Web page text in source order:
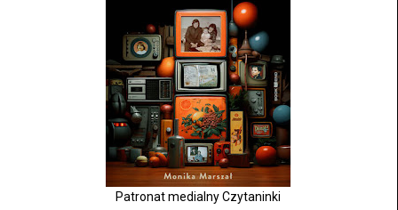
Patronat medialny Czytaninki